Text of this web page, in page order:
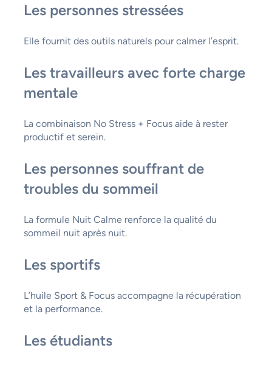
Les personnes stressées
Elle fournit des outils naturels pour calmer l’esprit.
Les travailleurs avec forte charge
mentale
La combinaison No Stress + Focus aide à rester
productif et serein.
Les personnes souffrant de
troubles du sommeil
La formule Nuit Calme renforce la qualité du
sommeil nuit après nuit.
Les sportifs
L’huile Sport & Focus accompagne la récupération
et la performance.
Les étudiants